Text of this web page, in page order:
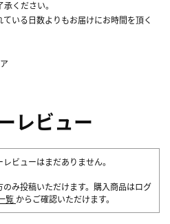
ください。
いる日数よりもお届けにお時間を頂く
レビュー
ビューはまだありません。
み投稿いただけます。購入商品はログ
覧 からご確認いただけます。